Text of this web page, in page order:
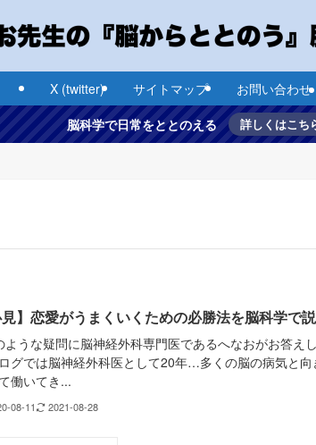
X (twitter) サイトマップ
お問い合わせ
脳科学で日常をととのえる
詳しくはこち
】恋愛がうまくいくための必勝法を脳科学で説
うな疑問に脳神経外科専門医であるへなおがお答え
グでは脳神経外科医として20年…多くの脳の病気と向
働いてき...
08-11 2021-08-28